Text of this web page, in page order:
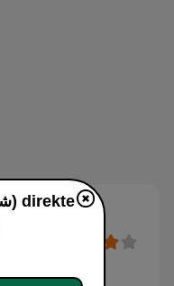
Chada FM (شدى فم)
Chada FM (شدى فم) direkte